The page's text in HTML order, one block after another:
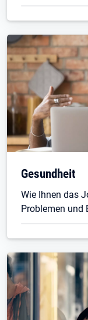
Gesundheit
Wie Ihnen das
Problemen und